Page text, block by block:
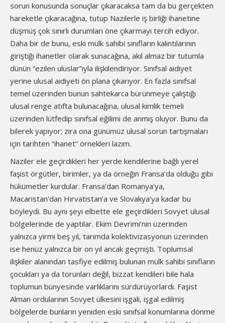
sorun konusunda sonuçlar çıkaracaksa tam da bu gerçekten
hareketle çıkaracağına, tutup Nazilerle iş birliği ihanetine
düşmüş çok sınırlı durumları öne çıkarmayı tercih ediyor.
Daha bir de bunu, eski mülk sahibi sınıfların kalıntılarının
giriştiği ihanetler olarak sunacağına, akıl almaz bir tutumla
dünün “ezilen uluslar”ıyla ilişkilendiriyor. Sınıfsal aidiyet
yerine ulusal aidiyeti ön plana çıkarıyor. En fazla sınıfsal
temel üzerinden bunun sahtekarca bürünmeye çalıştığı
ulusal renge atıfta bulunacağına, ulusal kimlik temeli
üzerinden lütfedip sınıfsal eğilimi de anmış oluyor. Bunu da
bilerek yapıyor; zira ona günümüz ulusal sorun tartışmaları
için tarihten “ihanet” örnekleri lazım.
Naziler ele geçirdikleri her yerde kendilerine bağlı yerel
faşist örgütler, birimler, ya da örneğin Fransa’da olduğu gibi
hükümetler kurdular. Fransa’dan Romanya’ya,
Macaristan’dan Hırvatistan’a ve Slovakya’ya kadar bu
böyleydi. Bu aynı şeyi elbette ele geçirdikleri Sovyet ulusal
bölgelerinde de yaptılar. Ekim Devrimi’nin üzerinden
yalnızca yirmi beş yıl, tarımda kolektivizasyonun üzerinden
ise henüz yalnızca bir on yıl ancak geçmişti. Toplumsal
ilişkiler alanından tasfiye edilmiş bulunan mülk sahibi sınıfların
çocukları ya da torunları değil, bizzat kendileri bile hala
toplumun bünyesinde varlıklarını sürdürüyorlardı. Faşist
Alman ordularının Sovyet ülkesini işgali, işgal edilmiş
bölgelerde bunların yeniden eski sınıfsal konumlarına dönme